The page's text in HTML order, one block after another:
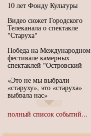
10 лет Фонду Культуры
Видео сюжет Городского
Телеканала о спектакле
"Старуха"
Победа на Международном
фестивале камерных
спектаклей "Островский
«Это не мы выбрали
«старуху», это «старуха»
выбрала нас»
Иммерсивный спектакль
"Язык чистого полета
полный список событий...